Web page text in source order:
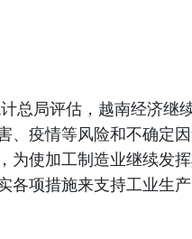
总局评估，越南经济继
、疫情等风险和不确定
为使加工制造业继续发
各项措施来支持工业生